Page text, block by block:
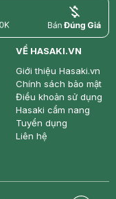
price
VỀ HASAKI.VN
Giới thiệu Hasaki.vn
Chính sách bảo mật
Điều khoản sử dụng
Hasaki cẩm nang
Tuyển dụng
Liên hệ